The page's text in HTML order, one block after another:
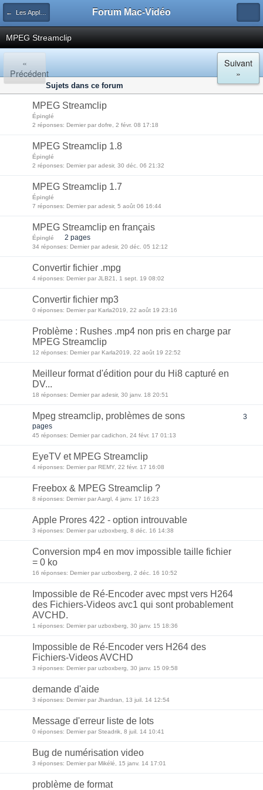
← Les Applications Vidéo Forum Mac-Vidéo
MPEG Streamclip
«
Précédent
Suivant
»
Sujets dans ce forum
MPEG Streamclip
Épinglé
2 réponses: Dernier par dofre, 2 févr. 08 17:18
MPEG Streamclip 1.8
Épinglé
2 réponses: Dernier par adesir, 30 déc. 06 21:32
MPEG Streamclip 1.7
Épinglé
7 réponses: Dernier par adesir, 5 août 06 16:44
MPEG Streamclip en français
Épinglé 2 pages
34 réponses: Dernier par adesir, 20 déc. 05 12:12
Convertir fichier .mpg
4 réponses: Dernier par JLB21, 1 sept. 19 08:02
Convertir fichier mp3
0 réponses: Dernier par Karla2019, 22 août 19 23:16
Problème : Rushes .mp4 non pris en charge par
MPEG Streamclip
12 réponses: Dernier par Karla2019, 22 août 19 22:52
Meilleur format d'édition pour du Hi8 capturé en
DV...
18 réponses: Dernier par adesir, 30 janv. 18 20:51
Mpeg streamclip, problèmes de sons
3
pages
45 réponses: Dernier par cadichon, 24 févr. 17 01:13
EyeTV et MPEG Streamclip
4 réponses: Dernier par REMY, 22 févr. 17 16:08
Freebox & MPEG Streamclip ?
8 réponses: Dernier par Aargl, 4 janv. 17 16:23
Apple Prores 422 - option introuvable
3 réponses: Dernier par uzboxberg, 8 déc. 16 14:38
Conversion mp4 en mov impossible taille fichier
= 0 ko
16 réponses: Dernier par uzboxberg, 2 déc. 16 10:52
Impossible de Ré-Encoder avec mpst vers H264
des Fichiers-Videos avc1 qui sont probablement
AVCHD.
1 réponses: Dernier par uzboxberg, 30 janv. 15 18:36
Impossible de Ré-Encoder vers H264 des
Fichiers-Videos AVCHD
3 réponses: Dernier par uzboxberg, 30 janv. 15 09:58
demande d'aide
3 réponses: Dernier par Jhardran, 13 juil. 14 12:54
Message d'erreur liste de lots
0 réponses: Dernier par Steadrik, 8 juil. 14 10:41
Bug de numérisation video
3 réponses: Dernier par Mikélé, 15 janv. 14 17:01
problème de format